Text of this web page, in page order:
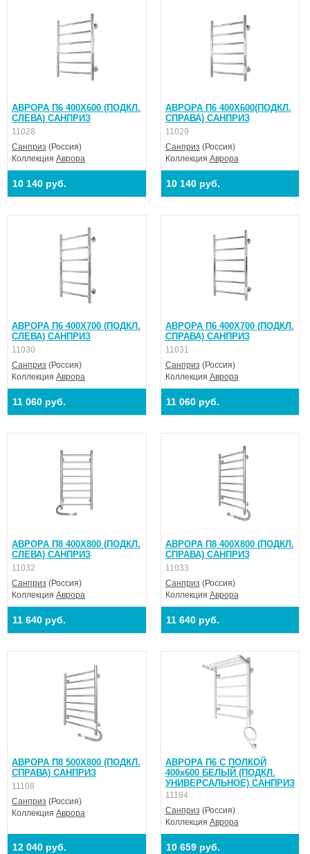
АВРОРА П6 400X600 (ПОДКЛ.
СЛЕВА) САНПРИЗ
11028
Санприз (Россия)
Коллекция Аврора
10 140 руб.
АВРОРА П6 400X600(ПОДКЛ.
СПРАВА) САНПРИЗ
11029
Санприз (Россия)
Коллекция Аврора
10 140 руб.
АВРОРА П6 400X700 (ПОДКЛ.
СЛЕВА) САНПРИЗ
11030
Санприз (Россия)
Коллекция Аврора
11 060 руб.
АВРОРА П6 400X700 (ПОДКЛ.
СПРАВА) САНПРИЗ
11031
Санприз (Россия)
Коллекция Аврора
11 060 руб.
АВРОРА П8 400X800 (ПОДКЛ.
СЛЕВА) САНПРИЗ
11032
Санприз (Россия)
Коллекция Аврора
11 640 руб.
АВРОРА П8 400X800 (ПОДКЛ.
СПРАВА) САНПРИЗ
11033
Санприз (Россия)
Коллекция Аврора
11 640 руб.
АВРОРА П8 500X800 (ПОДКЛ.
СПРАВА) САНПРИЗ
11108
Санприз (Россия)
Коллекция Аврора
12 040 руб.
АВРОРА П6 С ПОЛКОЙ
400х600 БЕЛЫЙ (ПОДКЛ.
УНИВЕРСАЛЬНОЕ) САНПРИЗ
11184
Санприз (Россия)
Коллекция Аврора
10 659 руб.